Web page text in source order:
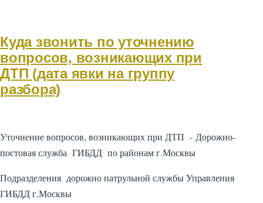
Куда звонить по уточнению
вопросов, возникающих при
ДТП (дата явки на группу
разбора)
Уточнение вопросов, возникающих при ДТП - Дорожно-
постовая служба ГИБДД по районам г.Москвы
Подразделения дорожно патрульной службы Управления
ГИБДД г.Москвы